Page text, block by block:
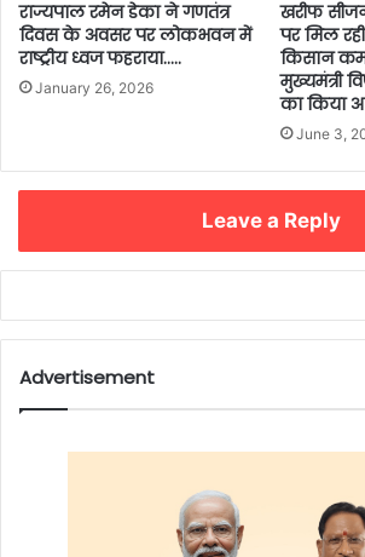
राज्यपाल रमेन डेका ने गणतंत्र
दिवस के अवसर पर लोकभवन में
राष्ट्रीय ध्वज फहराया…..
January 26, 2026
खरीफ
पर मिल
किसान
मुख्यमंत्री
का किया
June 3,
Leave a Reply
Advertisement